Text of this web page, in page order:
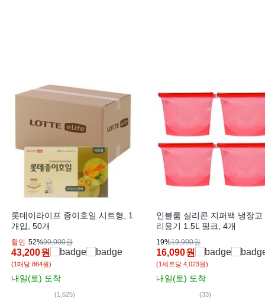
롯데이라이프 종이호일 시트형, 1
개입, 50개
할인 52%90,000원
43,200원
(1매당 864원)
내일(토) 도착
(1,625)
인블룸 실리콘 지퍼백 냉장고
리용기 1.5L 핑크, 4개
19%19,900원
16,090원
(1세트당 4,023원)
내일(토) 도착
(33)